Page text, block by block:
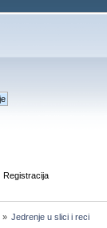
Registracija
» Jedrenje u slici i reci